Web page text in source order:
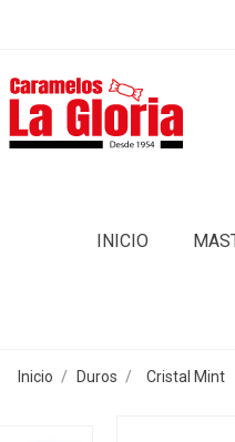
INICIO
Inicio Duros Cristal Mint